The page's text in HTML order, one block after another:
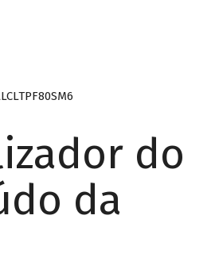
do
da